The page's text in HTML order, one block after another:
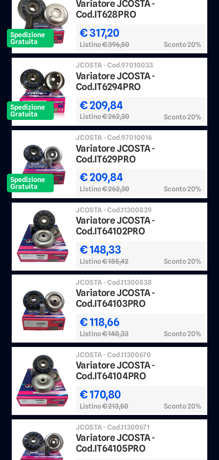
Spedizione
Gratuita
Variatore JCOSTA -
Cod.IT628PRO
€ 317,20
Listino€ 396,50 Sconto 20%
Spedizione
Gratuita
JCOSTA - Cod.97010033
Variatore JCOSTA -
Cod.IT6294PRO
€ 209,84
Listino€ 262,30 Sconto 20%
Spedizione
Gratuita
JCOSTA - Cod.97010016
Variatore JCOSTA -
Cod.IT629PRO
€ 209,84
Listino€ 262,30 Sconto 20%
JCOSTA - Cod.11300839
Variatore JCOSTA -
Cod.IT64102PRO
€ 148,33
Listino€ 185,42 Sconto 20%
JCOSTA - Cod.11300838
Variatore JCOSTA -
Cod.IT64103PRO
€ 118,66
Listino€ 148,33 Sconto 20%
JCOSTA - Cod.11300670
Variatore JCOSTA -
Cod.IT64104PRO
€ 170,80
Listino€ 213,50 Sconto 20%
JCOSTA - Cod.11300671
Variatore JCOSTA -
Cod.IT64105PRO